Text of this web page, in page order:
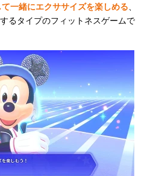
一緒にエクササイズを楽しめる
るタイプのフィットネスゲームで